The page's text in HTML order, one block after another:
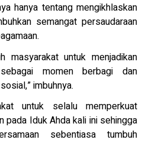
hanya tentang mengikhlaskan
semangat persaudaraan
masyarakat untuk menjadikan
momen berbagi dan
imbuhnya.
untuk selalu memperkuat
pada Iduk Ahda kali ini sehingga
sebentiasa tumbuh